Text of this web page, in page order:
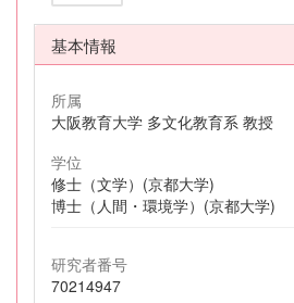
基本情報
所属
大阪教育大学 多文化教育系 教授
学位
修士（文学）(京都大学)
博士（人間・環境学）(京都大学)
研究者番号
70214947